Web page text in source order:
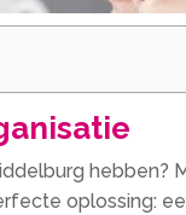
oplossing: